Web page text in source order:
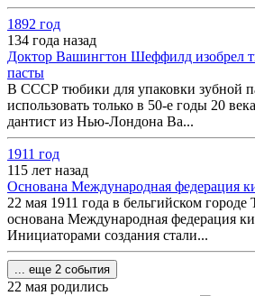
1892 год
134 года назад
Доктор Вашингтон Шеффилд изобрел
пасты
В СССР тюбики для упаковки зубной
использовать только в 50-е годы 20
дантист из Нью-Лондона Ва...
1911 год
115 лет назад
Основана Международная федерация
22 мая 1911 года в бельгийском
основана Международная федерация
Инициаторами создания стали...
... еще 2 события
22 мая родились